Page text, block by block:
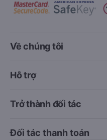
Về chúng tôi
Hỗ trợ
Trở thành đối tác
Đối tác thanh toán